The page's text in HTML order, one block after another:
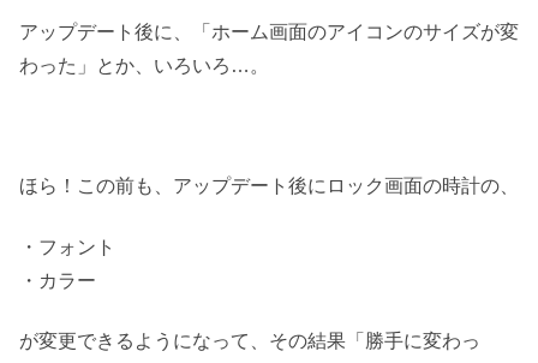
アップデート後に、「ホーム画面のアイコンのサイズが変
わった」とか、いろいろ…。
ほら！この前も、アップデート後にロック画面の時計の、
・フォント
・カラー
が変更できるようになって、その結果「勝手に変わっ